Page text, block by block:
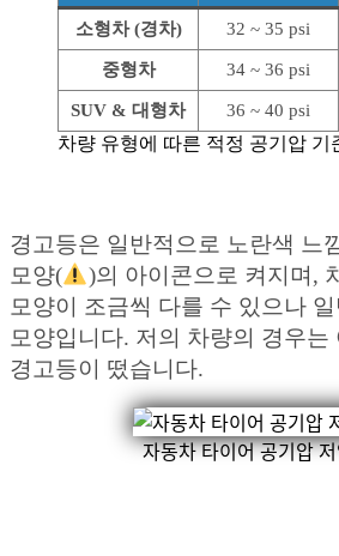
소형차 (경차) 32 ~ 35 psi
중형차 34 ~ 36 psi
SUV & 대형차 36 ~ 40 psi
차량 유형에 따른 적정 공기압 기
경고등은 일반적으로 노란색 느
모양(
)의 아이콘으로 켜지며,
모양이 조금씩 다를 수 있으나
모양입니다. 저의 차량의 경우는
경고등이 떴습니다.
자동차 타이어 공기압